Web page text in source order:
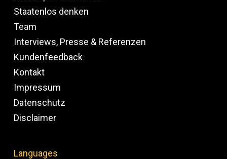
Staatenlos denken
Team
Interviews, Presse & Referenzen
Kundenfeedback
Kontakt
Impressum
Datenschutz
Disclaimer
Languages